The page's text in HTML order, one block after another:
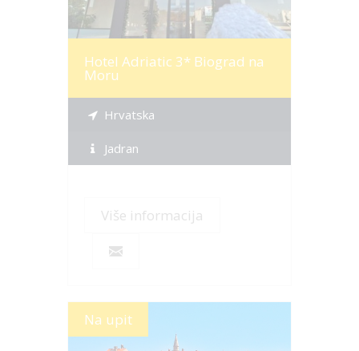
Hotel Adriatic 3* Biograd na
Moru
Hrvatska
Jadran
Više informacija
Na upit